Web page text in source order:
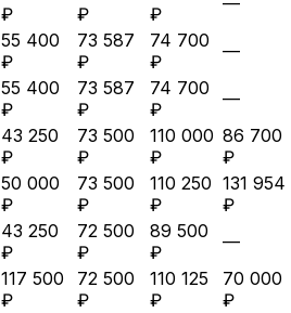
₽
₽
₽
55 400
₽
73 587
₽
74 700
₽
—
55 400
₽
73 587
₽
74 700
₽
—
43 250
₽
73 500
₽
110 000
₽
86 700
₽
50 000
₽
73 500
₽
110 250
₽
131 954
₽
43 250
₽
72 500
₽
89 500
₽
—
117 500
₽
72 500
₽
110 125
₽
70 000
₽